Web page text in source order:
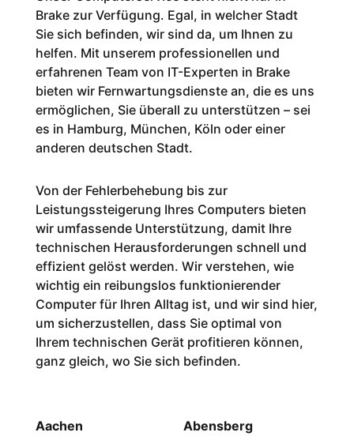
Brake zur Verfügung. Egal, in welcher Stadt
Sie sich befinden, wir sind da, um Ihnen zu
helfen. Mit unserem professionellen und
erfahrenen Team von IT-Experten in Brake
bieten wir Fernwartungsdienste an, die es uns
ermöglichen, Sie überall zu unterstützen – sei
es in Hamburg, München, Köln oder einer
anderen deutschen Stadt.
Von der Fehlerbehebung bis zur
Leistungssteigerung Ihres Computers bieten
wir umfassende Unterstützung, damit Ihre
technischen Herausforderungen schnell und
effizient gelöst werden. Wir verstehen, wie
wichtig ein reibungslos funktionierender
Computer für Ihren Alltag ist, und wir sind hier,
um sicherzustellen, dass Sie optimal von
Ihrem technischen Gerät profitieren können,
ganz gleich, wo Sie sich befinden.
Aachen Abensberg